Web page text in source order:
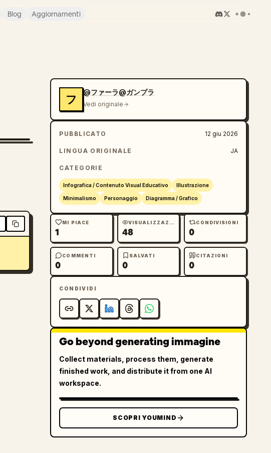
Blog Aggiornamenti
フ
@ファーラ@ガンプラ
Vedi originale
PUBBLICATO 12 giu 2026
LINGUA ORIGINALE JA
CATEGORIE
Infografica / Contenuto Visual Educativo Illustrazione
Minimalismo Personaggio Diagramma / Grafico
MI PIACE
1
VISUALIZZAZIONI
48
CONDIVISIONI
0
COMMENTI
0
SALVATI
0
CITAZIONI
0
CONDIVIDI
Go beyond generating immagine
Collect materials, process them, generate
finished work, and distribute it from one AI
workspace.
SCOPRI YOUMIND